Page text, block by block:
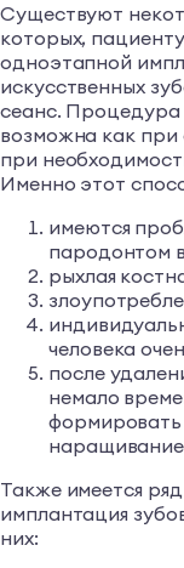
Существуют
которых,
одноэтапной
искусственных
сеанс.
возможна как при
при
Именно этот
имеются
пародонтом
рыхлая
человека
после
немало
формировать
наращивание
Также имеется
имплантация
них: